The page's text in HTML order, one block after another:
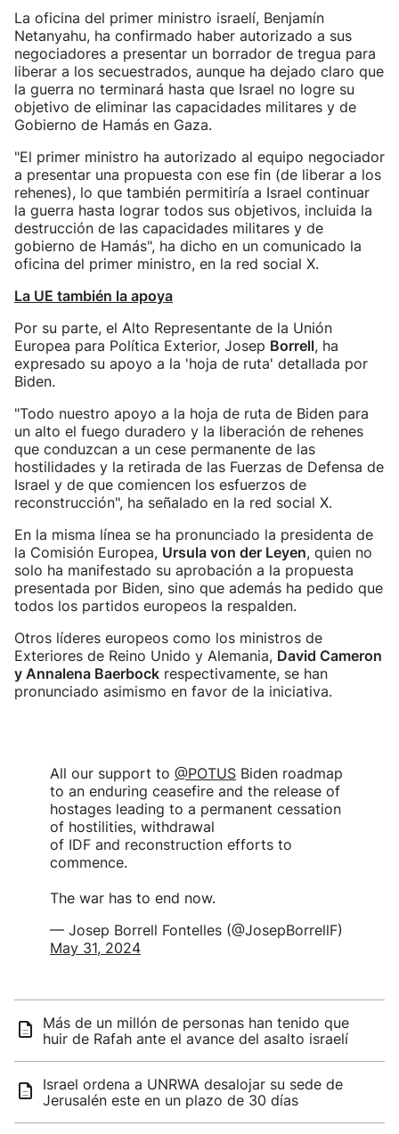
La oficina del primer ministro israelí, Benjamín
Netanyahu, ha confirmado haber autorizado a sus
negociadores a presentar un borrador de tregua para
liberar a los secuestrados, aunque ha dejado claro que
la guerra no terminará hasta que Israel no logre su
objetivo de eliminar las capacidades militares y de
Gobierno de Hamás en Gaza.
"El primer ministro ha autorizado al equipo negociador
a presentar una propuesta con ese fin (de liberar a los
rehenes), lo que también permitiría a Israel continuar
la guerra hasta lograr todos sus objetivos, incluida la
destrucción de las capacidades militares y de
gobierno de Hamás", ha dicho en un comunicado la
oficina del primer ministro, en la red social X.
La UE también la apoya
Por su parte, el Alto Representante de la Unión
Europea para Política Exterior, Josep Borrell, ha
expresado su apoyo a la 'hoja de ruta' detallada por
Biden.
"Todo nuestro apoyo a la hoja de ruta de Biden para
un alto el fuego duradero y la liberación de rehenes
que conduzcan a un cese permanente de las
hostilidades y la retirada de las Fuerzas de Defensa de
Israel y de que comiencen los esfuerzos de
reconstrucción", ha señalado en la red social X.
En la misma línea se ha pronunciado la presidenta de
la Comisión Europea, Ursula von der Leyen, quien no
solo ha manifestado su aprobación a la propuesta
presentada por Biden, sino que además ha pedido que
todos los partidos europeos la respalden.
Otros líderes europeos como los ministros de
Exteriores de Reino Unido y Alemania, David Cameron
y Annalena Baerbock respectivamente, se han
pronunciado asimismo en favor de la iniciativa.
All our support to @POTUS Biden roadmap
to an enduring ceasefire and the release of
hostages leading to a permanent cessation
of hostilities, withdrawal
of IDF and reconstruction efforts to
commence.
The war has to end now.
— Josep Borrell Fontelles (@JosepBorrellF)
May 31, 2024
Más de un millón de personas han tenido que
huir de Rafah ante el avance del asalto israelí
Israel ordena a UNRWA desalojar su sede de
Jerusalén este en un plazo de 30 días